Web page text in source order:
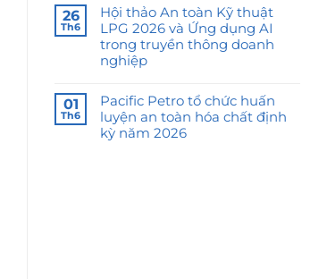
26
Th6
Hội thảo An toàn Kỹ thuật
LPG 2026 và Ứng dụng AI
trong truyền thông doanh
nghiệp
01
Th6
Pacific Petro tổ chức huấn
luyện an toàn hóa chất định
kỳ năm 2026